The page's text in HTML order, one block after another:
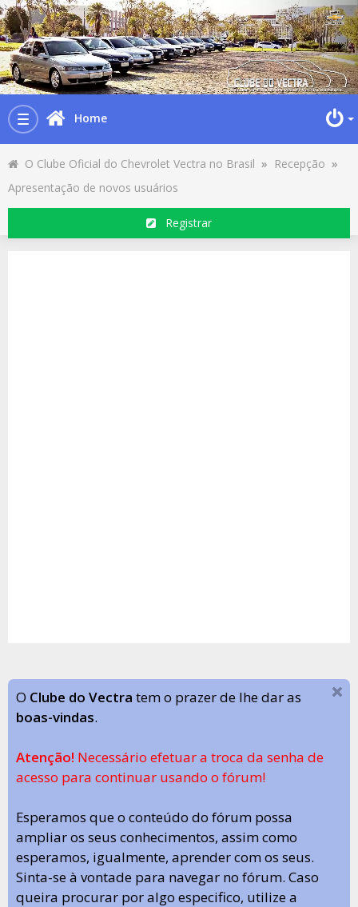
Toggle
navigation
Home
O Clube Oficial do Chevrolet Vectra no Brasil » Recepção »
Apresentação de novos usuários
Registrar
O Clube do Vectra tem o prazer de lhe dar as
boas-vindas.
Atenção! Necessário efetuar a troca da senha de
acesso para continuar usando o fórum!
Esperamos que o conteúdo do fórum possa
ampliar os seus conhecimentos, assim como
esperamos, igualmente, aprender com os seus.
Sinta-se à vontade para navegar no fórum. Caso
queira procurar por algo especifico, utilize a